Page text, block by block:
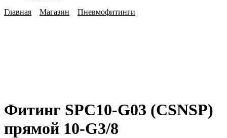
Главная Магазин Пневмофитинги
Фитинг SPC10-G03 (CSNSP)
прямой 10-G3/8